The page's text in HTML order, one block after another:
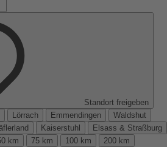
Standort freigeben
Lörrach Emmendingen
Waldshut
Kaiserstuhl
Elsass & Straßburg
km 75 km 100 km
200 km